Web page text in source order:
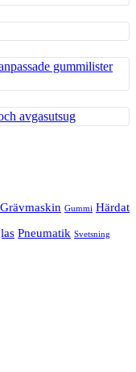
Grävmaskin Gummi Härdat
Pneumatik Svetsning